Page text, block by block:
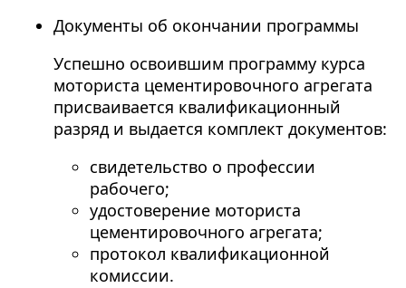
Документы об окончании программы
Успешно освоившим программу курса
моториста цементировочного агрегата
присваивается квалификационный
разряд и выдается комплект документов:
свидетельство о профессии
рабочего;
удостоверение моториста
цементировочного агрегата;
протокол квалификационной
комиссии.